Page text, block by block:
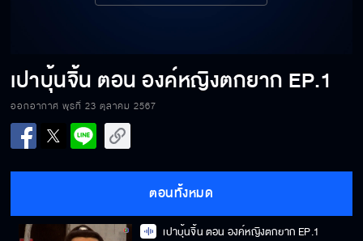
เปาบุ้นจิ้น ตอน องค์หญิงตกยาก EP.1
ออกอากาศ พุธที่ 23 ตุลาคม 2567
ตอนทั้งหมด
เปาบุ้นจิ้น ตอน องค์หญิงตกยาก EP.1